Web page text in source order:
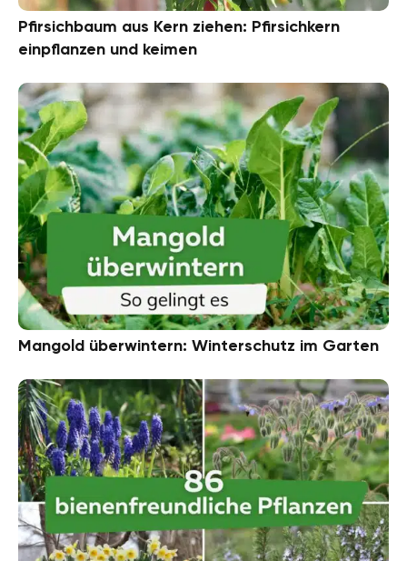
Pfirsichbaum aus Kern ziehen: Pfirsichkern
einpflanzen und keimen
Mangold überwintern: Winterschutz im Garten